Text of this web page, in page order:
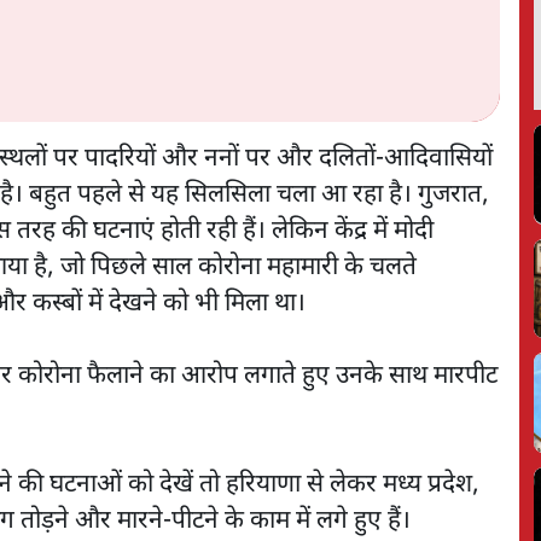
पर पादरियों और ननों पर और दलितों-आदिवासियों
बहुत पहले से यह सिलसिला चला आ रहा है। गुजरात,
की घटनाएं होती रही हैं। लेकिन केंद्र में मोदी
है, जो पिछले साल कोरोना महामारी के चलते
कस्बों में देखने को भी मिला था।
फैलाने का आरोप लगाते हुए उनके साथ मारपीट
की घटनाओं को देखें तो हरियाणा से लेकर मध्य प्रदेश,
तोड़ने और मारने-पीटने के काम में लगे हुए हैं।